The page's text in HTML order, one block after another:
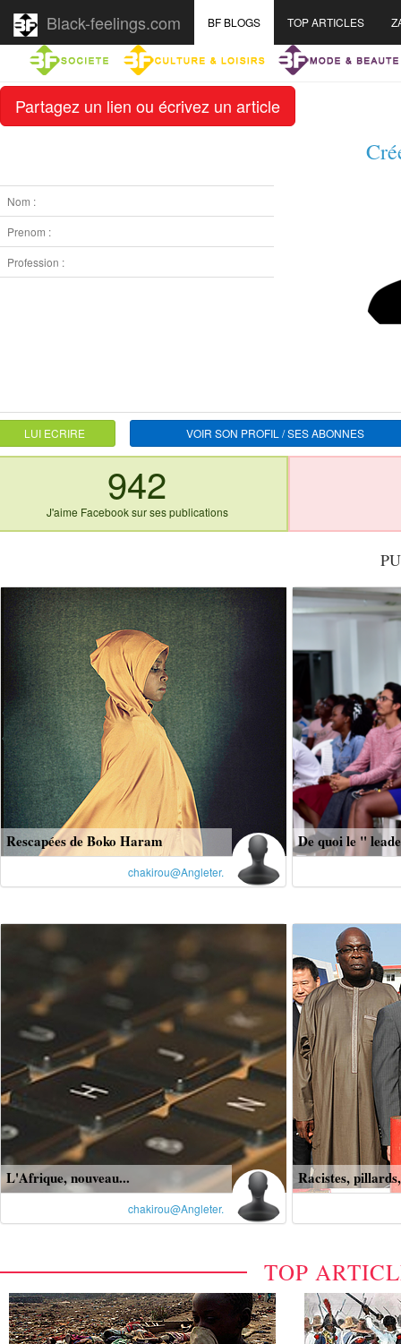
Partagez un lien ou écrivez un article
Black-feelings.com BF BLOGS TOP ARTICLES
Nom :
Prenom :
Profession :
LUI ECRIRE VOIR SON PROFIL / SES ABONNES
942
J'aime Facebook sur ses publications
Rescapées de Boko Haram
chakirou@Angleter.
De quoi le "
L'Afrique, nouveau...
chakirou@Angleter.
Racistes,
TOP